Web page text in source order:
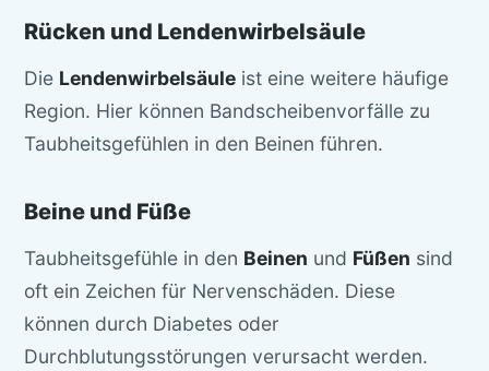
Rücken und Lendenwirbelsäule
Die Lendenwirbelsäule ist eine weitere häufige
Region. Hier können Bandscheibenvorfälle zu
Taubheitsgefühlen in den Beinen führen.
Beine und Füße
Taubheitsgefühle in den Beinen und Füßen sind
oft ein Zeichen für Nervenschäden. Diese
können durch Diabetes oder
Durchblutungsstörungen verursacht werden.